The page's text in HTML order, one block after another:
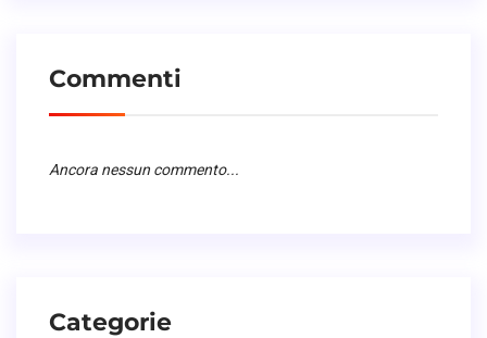
Commenti
Ancora nessun commento...
Categorie